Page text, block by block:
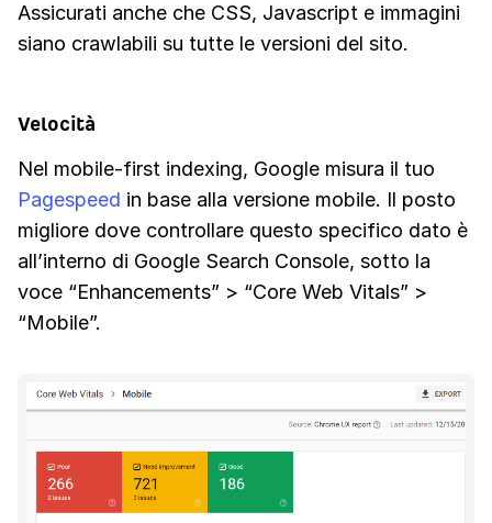
Assicurati anche che CSS, Javascript e immagini
siano crawlabili su tutte le versioni del sito.
Velocità
Nel mobile-first indexing, Google misura il tuo
Pagespeed in base alla versione mobile. Il posto
migliore dove controllare questo specifico dato è
all’interno di Google Search Console, sotto la
voce “Enhancements” > “Core Web Vitals” >
“Mobile”.